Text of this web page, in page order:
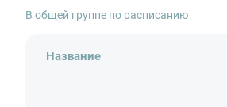
Мы увидим масонские
Таинственный замок
Михайловский замок и
Приоткроем завесу
В общей группе по расписанию
Название